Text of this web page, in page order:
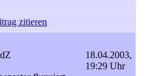
zitieren
18.04.2003,
19:29 Uhr